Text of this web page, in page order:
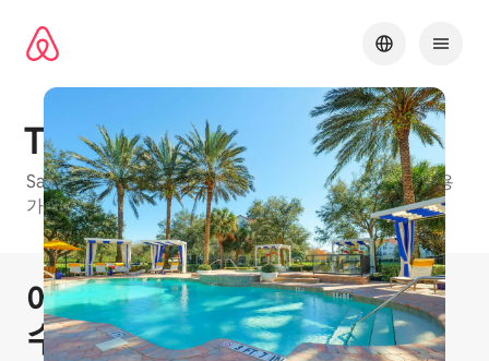
바로가기
The Desota
Sarasota에 있는 에어비앤비 프렌들리 아파트 건물, 이용
가능한 유형: 침실 1개, 침실 2개 및 침실 3개
0개 중 0개 표시됨
1 / 30
에어비앤비 호스팅으로₩0
수입을 올리실 수 있습니다